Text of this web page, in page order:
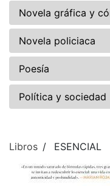
Novela gráfica y
Novela policiaca
Poesía
Política y sociedad
Libros ESENCIAL